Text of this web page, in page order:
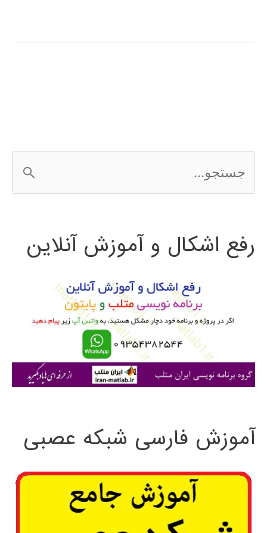
C
س
ج
ی
رفع اشکال و آموزش آنلاین
آموزش فارسی شبکه عصبی